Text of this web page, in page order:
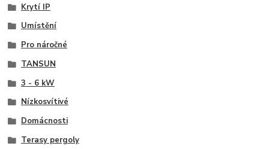
Krytí IP
Umístění
Pro náročné
TANSUN
3 - 6 kW
Nízkosvítivé
Domácnosti
Terasy pergoly